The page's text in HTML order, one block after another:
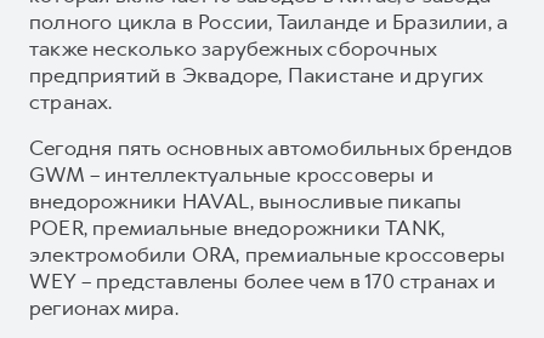
полного цикла в России, Таиланде и Бразилии, а
также несколько зарубежных сборочных
предприятий в Эквадоре, Пакистане и других
странах.
Сегодня пять основных автомобильных брендов
GWM – интеллектуальные кроссоверы и
внедорожники HAVAL, выносливые пикапы
POER, премиальные внедорожники TANK,
электромобили ORA, премиальные кроссоверы
WEY – представлены более чем в 170 странах и
регионах мира.